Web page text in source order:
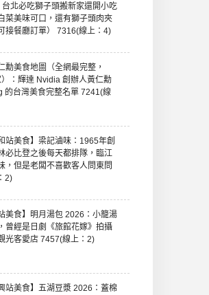
北必吃獅子頭搬新家還開小吃
菜美味可口，還有獅子頭肉夾
接餐廳訂單） 7316(線上：4)
勳美食地圖（全網最完整，
：輝達 Nvidia 創辦人黃仁勳
的台灣美食完整名單 7241(線
站美食】梁記滷味：1965年創
必比登之後每天都排隊，臨江
，但是老闆不喜歡客人問東問
2)
美食】明月湯包 2026：小籠湯
曾經是日劇《旅館花嫁》拍攝
光客愛店 7457(線上：2)
站美食】五湖豆漿 2026：蓋棉